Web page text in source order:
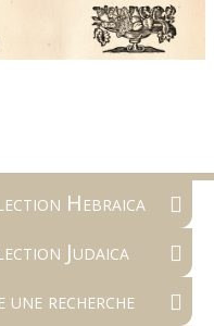
Hebraica
Judaica
une recherche